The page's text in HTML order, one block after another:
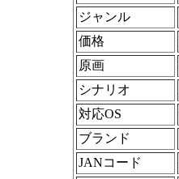
ジャンル
価格
原画
シナリオ
対応OS
ブランド
JANコード